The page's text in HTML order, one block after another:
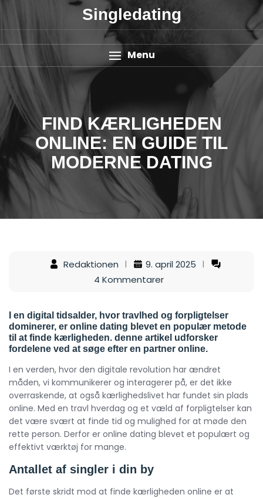
Singledating
Menu
FIND KÆRLIGHEDEN
ONLINE: EN GUIDE TIL
MODERNE DATING
Redaktionen
9. april 2025
4 Kommentarer
I en digital tidsalder, hvor travlhed og forpligtelser
dominerer, er online dating blevet en populær metode
til at finde kærligheden. denne artikel udforsker
fordelene ved at søge efter en partner online.
I en verden, hvor den digitale revolution har ændret
måden, vi kommunikerer og interagerer på, er det ikke
overraskende, at også kærlighedslivet har fundet sin plads
online. Med en travl hverdag og et væld af forpligtelser kan
det være svært at finde tid og mulighed for at møde den
rette person. Derfor er online dating blevet et populært og
effektivt værktøj for mange.
Antallet af singler i din by
Det første skridt mod at finde kærligheden online er at